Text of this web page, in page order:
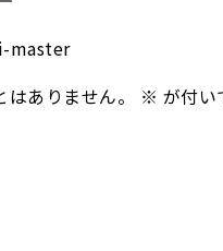
master
ありません。
※ が付い